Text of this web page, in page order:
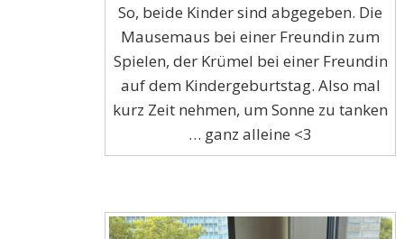
So, beide Kinder sind abgegeben. Die
Mausemaus bei einer Freundin zum
Spielen, der Krümel bei einer Freundin
auf dem Kindergeburtstag. Also mal
kurz Zeit nehmen, um Sonne zu tanken
… ganz alleine <3